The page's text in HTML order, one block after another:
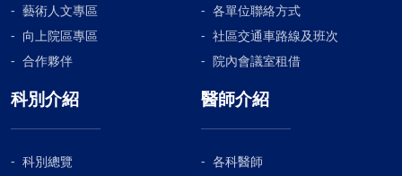
藝術人文專區
各單位聯絡方式
向上院區專區
社區交通車路線及班次
合作夥伴
院內會議室租借
科別介紹
科別總覽
醫師介紹
各科醫師